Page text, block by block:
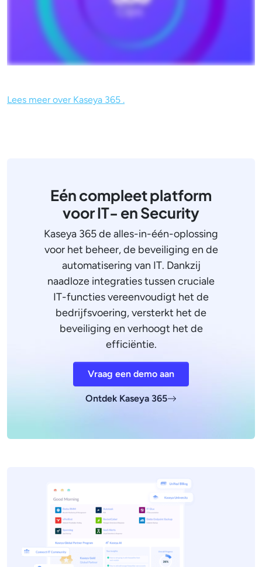
Lees meer over Kaseya 365 .
Eén compleet platform
voor IT- en Security
Kaseya 365 de alles-in-één-oplossing
voor het beheer, de beveiliging en de
automatisering van IT. Dankzij
naadloze integraties tussen cruciale
IT-functies vereenvoudigt het de
bedrijfsvoering, versterkt het de
beveiliging en verhoogt het de
efficiëntie.
Vraag een demo aan
Ontdek Kaseya 365